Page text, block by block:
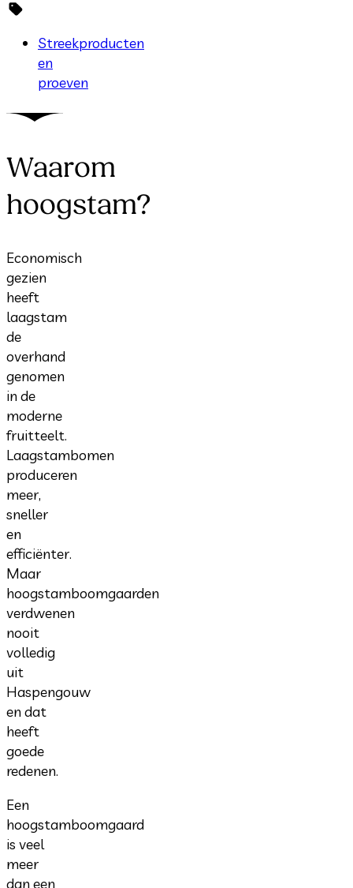
Streekproducten
en
proeven
Waarom
hoogstam?
Economisch
gezien
heeft
laagstam
de
overhand
genomen
in de
moderne
fruitteelt.
Laagstambomen
produceren
meer,
sneller
en
efficiënter.
Maar
hoogstamboomgaarden
verdwenen
nooit
volledig
uit
Haspengouw
en dat
heeft
goede
redenen.
Een
hoogstamboomgaard
is veel
meer
dan een